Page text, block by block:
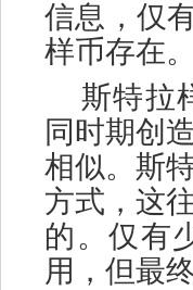
信息，仅
样币存在。
斯特拉
同时期创
相似。斯
方式，这
的。仅有
用，但最